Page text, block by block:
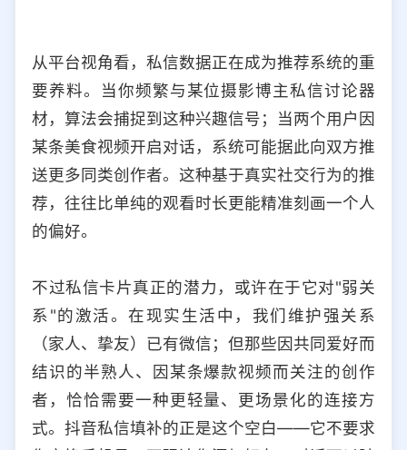
从平台视角看，私信数据正在成为推荐系统的重
要养料。当你频繁与某位摄影博主私信讨论器
材，算法会捕捉到这种兴趣信号；当两个用户因
某条美食视频开启对话，系统可能据此向双方推
送更多同类创作者。这种基于真实社交行为的推
荐，往往比单纯的观看时长更能精准刻画一个人
的偏好。
不过私信卡片真正的潜力，或许在于它对"弱关
系"的激活。在现实生活中，我们维护强关系
（家人、挚友）已有微信；但那些因共同爱好而
结识的半熟人、因某条爆款视频而关注的创作
者，恰恰需要一种更轻量、更场景化的连接方
式。抖音私信填补的正是这个空白——它不要求